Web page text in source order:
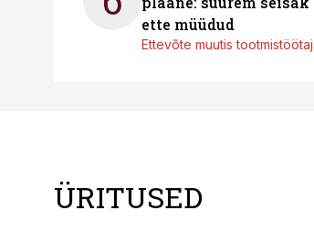
ette müüdud
Ettevõte muutis
ÜRITUSED